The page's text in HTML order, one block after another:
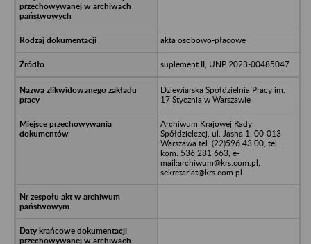
akta osobowo-płacowe
suplement II, UNP 2023-00485047
Dziewiarska Spółdzielnia Pracy im.
17 Stycznia w Warszawie
Archiwum Krajowej Rady
Spółdzielczej, ul. Jasna 1, 00-013
Warszawa tel. (22)596 43 00, tel.
kom. 536 281 663, e-
mail:archiwum@krs.com.pl,
sekretariat@krs.com.pl